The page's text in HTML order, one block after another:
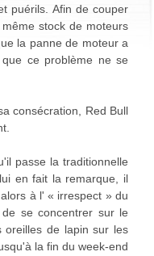
puérils. Afin de couper
stock de moteurs
la panne de moteur a
ce problème ne se
consécration, Red Bull
passe la traditionnelle
en fait la remarque, il
à l' « irrespect » du
se concentrer sur le
oreilles de lapin sur les
la fin du week-end